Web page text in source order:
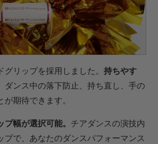
・【カット仕上】ｸﾞﾘｯﾌﾟ小
693円(税込)
・【カット仕上】ｸﾞﾘｯﾌﾟ大
737円(税込)
1,375円(税込)
1,419円(税込)
・【カット仕上】ｸﾞﾘｯﾌﾟ小
リップを採用しました。 持ちやす
ダンス中の落下防止、持ち直し、手の
期待できます。
幅が選択可能。 チアダンスの演技内
プで、あなたのダンスパフォーマンス